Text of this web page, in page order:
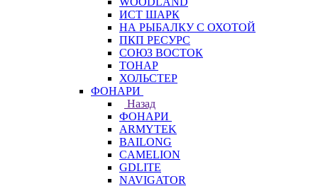
ИСТ ШАРК
НА РЫБАЛКУ С ОХОТОЙ
ПКП РЕСУРС
СОЮЗ ВОСТОК
ТОНАР
ХОЛЬСТЕР
ФОНАРИ
Назад
ФОНАРИ
ARMYTEK
BAILONG
CAMELION
GDLITE
NAVIGATOR